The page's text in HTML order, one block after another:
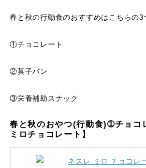
春と秋の行動食のおすすめはこちらの3
①チョコレート
②菓子パン
③栄養補助スナック
春と秋のおやつ(行動食)➀チョコ
ミロチョコレート】